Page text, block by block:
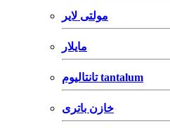
مولتی لایر
مایلار
تانتالیوم tantalum
خازن باتری